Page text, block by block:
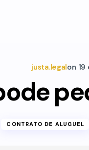
justa.legalon
CONTRATO DE ALUGUEL